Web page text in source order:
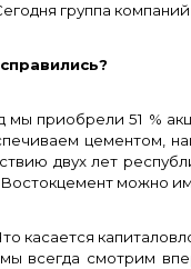
группа
мы приобрели 51 %
цементом,
двух лет
можно
всегда смотрим